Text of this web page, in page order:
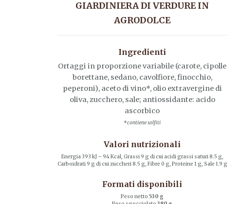
GIARDINIERA DI VERDURE IN
AGRODOLCE
Ingredienti
Ortaggi in proporzione variabile (carote, cipolle
borettane, sedano, cavolfiore, finocchio,
peperoni), aceto di vino*, olio extravergine di
oliva, zucchero, sale; antiossidante: acido
ascorbico
*contiene solfiti
Valori nutrizionali
Energia 393 kJ – 94 Kcal, Grassi 9 g di cui acidi grassi saturi 8.5 g,
Carboidrati 9 g di cui zuccheri 8.5 g, Fibre 0 g, Proteine 1 g, Sale 1.9 g
Formati disponibili
Peso netto 530 g